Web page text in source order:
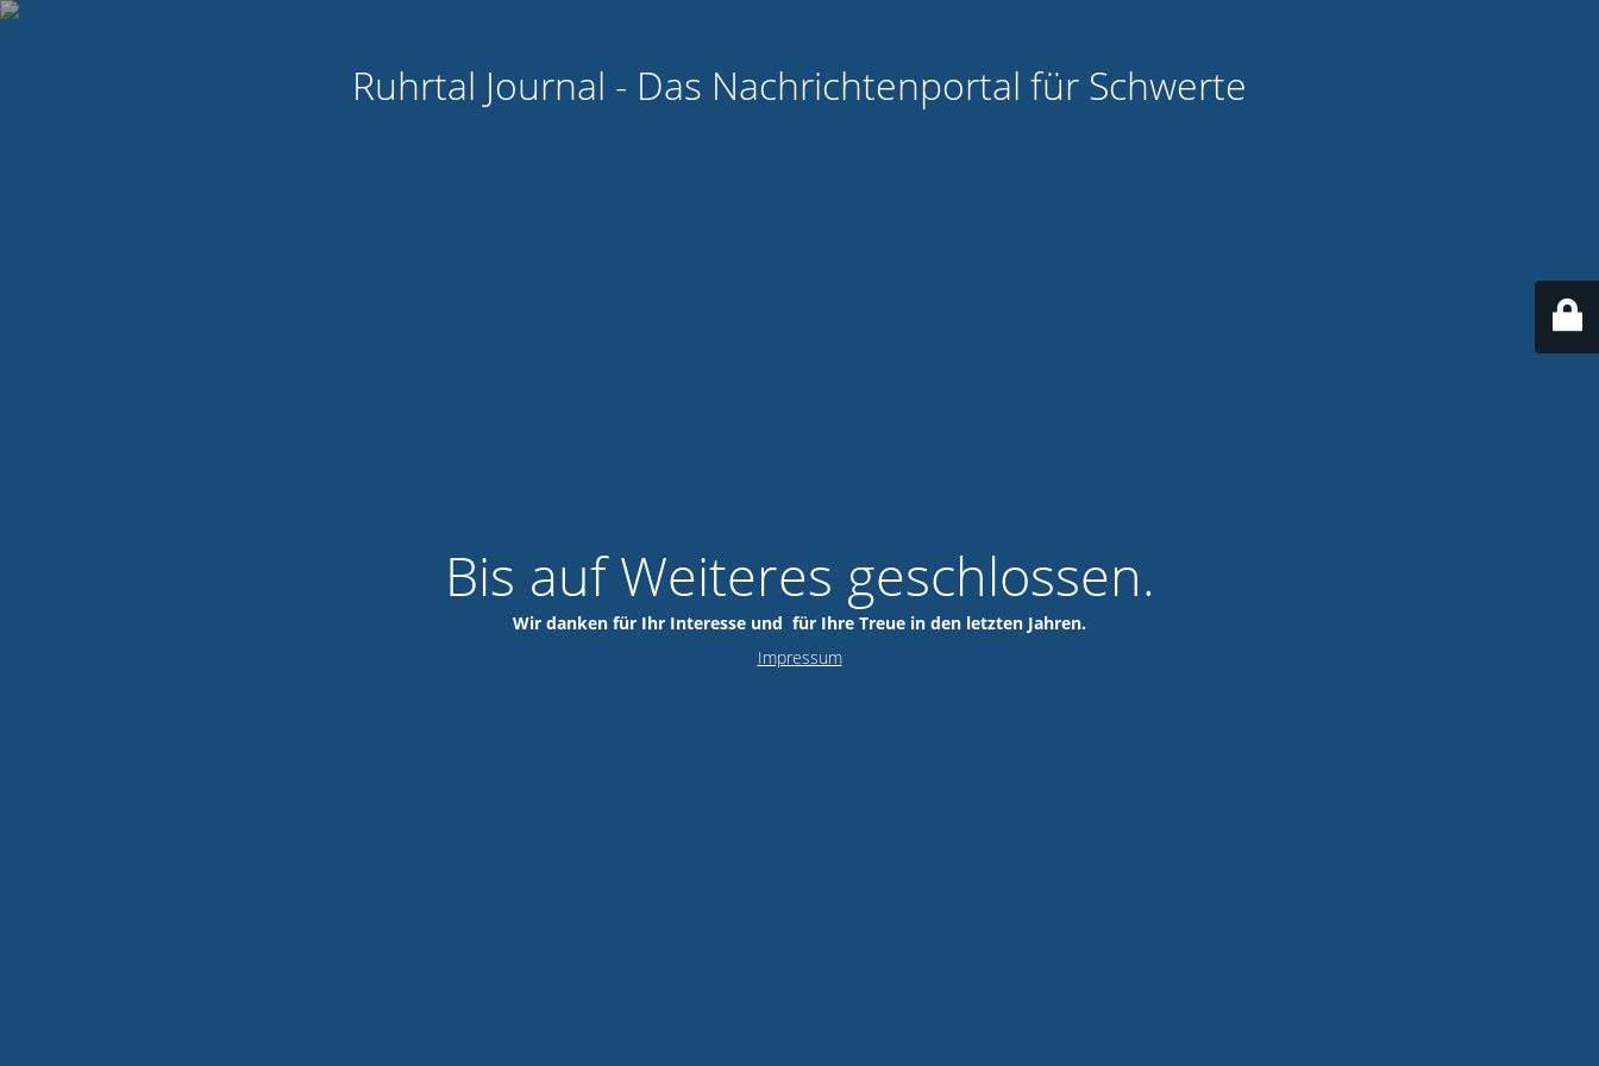
Ruhrtal Journal - Das Nachrichtenportal für Schwerte
Bis auf Weiteres geschlossen.
Wir danken für Ihr Interesse und für Ihre Treue in den letzten Jahren.
Impressum